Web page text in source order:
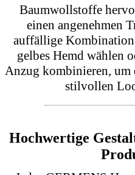
GERMENS Hemden
einzigartigen Kragen-
aus. Diese
Individualität jedes
die Möglichkeit,
auszudrücken. Ein
den Alltag – mit einem
immer